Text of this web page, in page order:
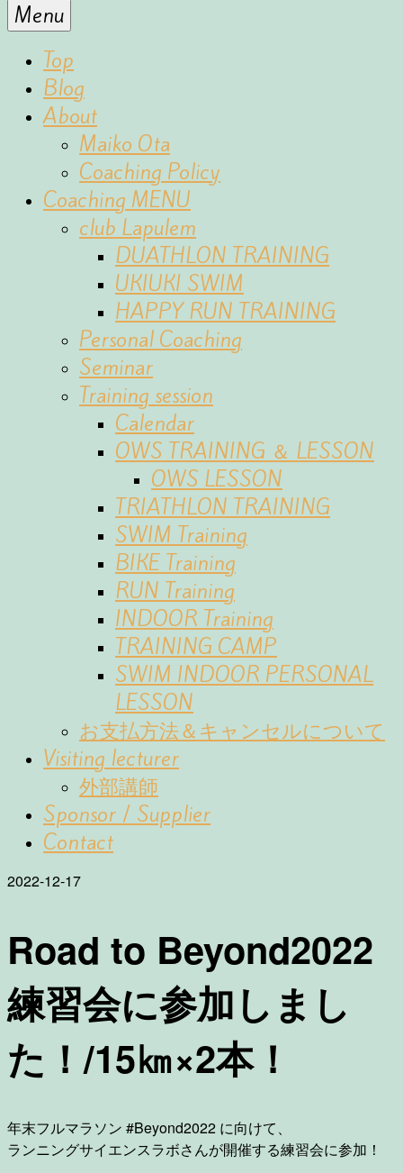
for
the
sports
Menu
Top
Blog
About
Maiko Ota
Coaching Policy
Coaching MENU
club Lapulem
DUATHLON TRAINING
UKIUKI SWIM
HAPPY RUN TRAINING
Personal Coaching
Seminar
Training session
Calendar
OWS TRAINING ＆ LESSON
OWS LESSON
TRIATHLON TRAINING
SWIM Training
BIKE Training
RUN Training
INDOOR Training
TRAINING CAMP
SWIM INDOOR PERSONAL
LESSON
お支払方法＆キャンセルについて
Visiting lecturer
外部講師
Sponsor / Supplier
Contact
2022-12-17
Road to Beyond2022
練習会に参加しまし
た！/15㎞×2本！
年末フルマラソン #Beyond2022 に向けて、
ランニングサイエンスラボさんが開催する練習会に参加！